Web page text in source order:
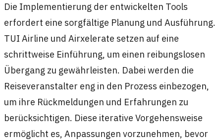
Die Implementierung der entwickelten Tools
erfordert eine sorgfältige Planung und Ausführung.
TUI Airline und Airxelerate setzen auf eine
schrittweise Einführung, um einen reibungslosen
Übergang zu gewährleisten. Dabei werden die
Reiseveranstalter eng in den Prozess einbezogen,
um ihre Rückmeldungen und Erfahrungen zu
berücksichtigen. Diese iterative Vorgehensweise
ermöglicht es, Anpassungen vorzunehmen, bevor